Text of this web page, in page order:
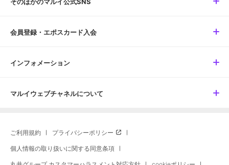
会員登録・エポスカード入会
インフォメーション
マルイウェブチャネルについて
ご利用規約 プライバシーポリシー
個人情報の取り扱いに関する同意条項